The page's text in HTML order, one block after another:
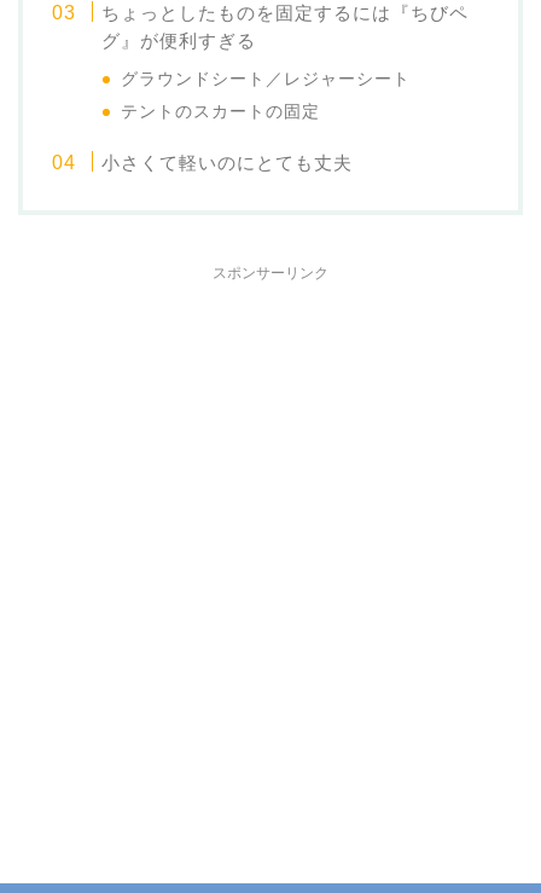
ちょっとしたものを固定するには『ちびペ
グ』が便利すぎる
グラウンドシート／レジャーシート
テントのスカートの固定
小さくて軽いのにとても丈夫
スポンサーリンク